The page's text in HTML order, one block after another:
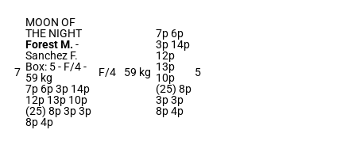
7
MOON OF
THE NIGHT
Forest M. -
Sanchez F.
Box: 5 - F/4 -
59 kg
7p 6p 3p 14p
12p 13p 10p
(25) 8p 3p 3p
8p 4p
F/4 59 kg
7p 6p
3p 14p
12p
13p
10p
(25) 8p
3p 3p
8p 4p
5